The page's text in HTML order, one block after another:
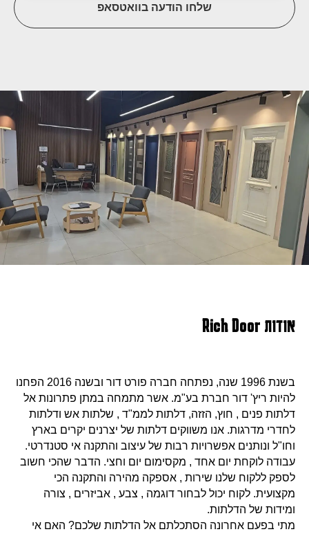
שלחו הודעה בוואטסאפ
אודות Rich Door
בשנת 1996 שנה, נפתחה חברה פורט דור ובשנה 2016 הפחנו
להיות ריץ' דור חברת בע"מ. אשר מתמחה במתן פתרונות אל
דלתות פנים , חוץ, הזזה, דלתות לממ"ד , שלתות אש ודלתות
לחדרי מדרגות. אנו משווקים דלתות של יצרנים יקרים בארץ
וחו"ל ונותנים אפשרויות רבות של עיצוב והתקנה אי סטנדרטי.
עבודה לוקחת יום אחד , מקסימום יום וחצי. הדבר שהכי חשוב
לספק ללקוח שלנו שירות , אספקה מהירה והתקנה הכי
מקצועית. לקוח יכול לבחור דוגמה , צבע , אביזרים , צורה
ומידות של הדלתות.
מתי בפעם אחרונה הסתכלתם אל הדלתות שלכם? האם אי